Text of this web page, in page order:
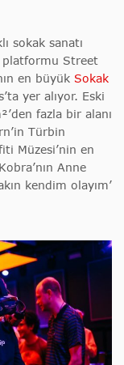
sokak sanatı
platformu Street
en büyük Sokak
yer alıyor. Eski
fazla bir alanı
Türbin
Müzesi’nin en
Anne
kendim olayım’